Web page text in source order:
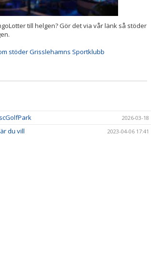
till helgen? Gör det via vår länk så stöder
stöder Grisslehamns Sportklubb
2026-03-18
du vill 2023-04-06 17:41